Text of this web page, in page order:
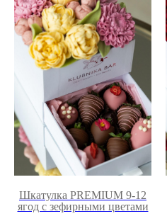
Шкатулка PREMIUM 9-12
ягод с зефирными цветами